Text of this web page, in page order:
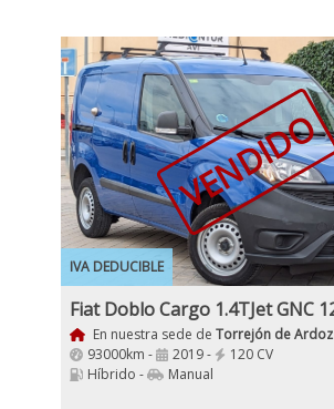
IVA DEDUCIBLE
VENDIDO
En nuestra sede de Torrejón de Ardoz
93000km -
2019 -
120 CV
Híbrido -
Manual